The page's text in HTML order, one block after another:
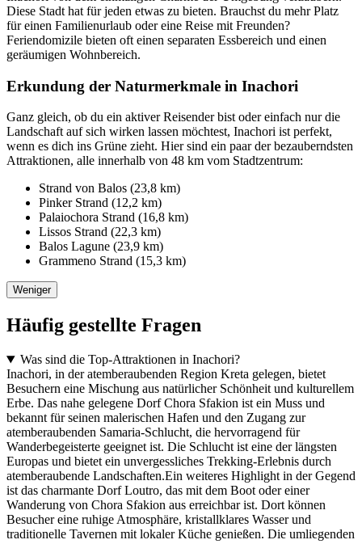
Diese Stadt hat für jeden etwas zu bieten. Brauchst du mehr Platz
für einen Familienurlaub oder eine Reise mit Freunden?
Feriendomizile bieten oft einen separaten Essbereich und einen
geräumigen Wohnbereich.
Erkundung der Naturmerkmale in Inachori
Ganz gleich, ob du ein aktiver Reisender bist oder einfach nur die
Landschaft auf sich wirken lassen möchtest, Inachori ist perfekt,
wenn es dich ins Grüne zieht. Hier sind ein paar der bezauberndsten
Attraktionen, alle innerhalb von 48 km vom Stadtzentrum:
Strand von Balos (23,8 km)
Pinker Strand (12,2 km)
Palaiochora Strand (16,8 km)
Lissos Strand (22,3 km)
Balos Lagune (23,9 km)
Grammeno Strand (15,3 km)
Weniger
Häufig gestellte Fragen
Was sind die Top-Attraktionen in Inachori?
Inachori, in der atemberaubenden Region Kreta gelegen, bietet
Besuchern eine Mischung aus natürlicher Schönheit und kulturellem
Erbe. Das nahe gelegene Dorf Chora Sfakion ist ein Muss und
bekannt für seinen malerischen Hafen und den Zugang zur
atemberaubenden Samaria-Schlucht, die hervorragend für
Wanderbegeisterte geeignet ist. Die Schlucht ist eine der längsten
Europas und bietet ein unvergessliches Trekking-Erlebnis durch
atemberaubende Landschaften.Ein weiteres Highlight in der Gegend
ist das charmante Dorf Loutro, das mit dem Boot oder einer
Wanderung von Chora Sfakion aus erreichbar ist. Dort können
Besucher eine ruhige Atmosphäre, kristallklares Wasser und
traditionelle Tavernen mit lokaler Küche genießen. Die umliegenden